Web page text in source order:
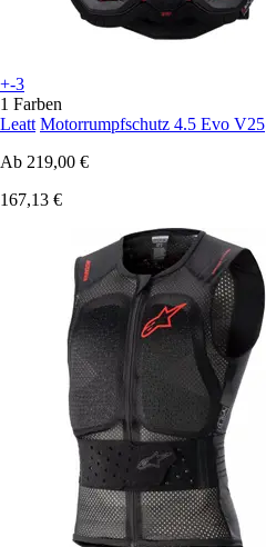
+-3
1 Farben
Leatt Motorrumpfschutz 4.5 Evo V25
Ab 219,00 €
167,13 €